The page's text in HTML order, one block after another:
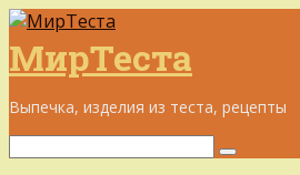
Перейти
к
контенту
МирТеста
Выпечка, изделия из теста, рецепты
Поиск: